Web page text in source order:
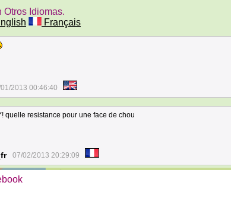
Otros Idiomas.
Français
2013 00:46:40
quelle resistance pour une face de chou
07/02/2013 20:29:09